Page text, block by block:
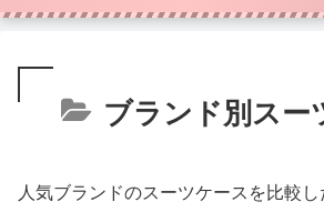
ブランド別スー
人気ブランドのスーツケースを比較